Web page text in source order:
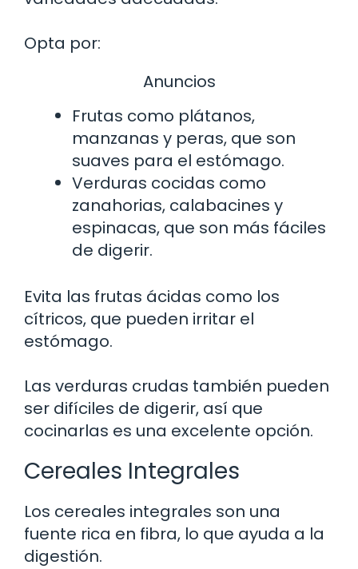
Opta por:
Anuncios
Frutas como plátanos,
manzanas y peras, que son
suaves para el estómago.
Verduras cocidas como
zanahorias, calabacines y
espinacas, que son más fáciles
de digerir.
Evita las frutas ácidas como los
cítricos, que pueden irritar el
estómago.
Las verduras crudas también pueden
ser difíciles de digerir, así que
cocinarlas es una excelente opción.
Cereales Integrales
Los cereales integrales son una
fuente rica en fibra, lo que ayuda a la
digestión.